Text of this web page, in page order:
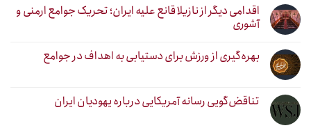
اقدامی دیگر از نازیلا قانع علیه ایران؛ تحریک جوامع ارمنی و
آشوری
بهره‌گیری از ورزش برای دستیابی به اهداف در جوامع
تناقض‌گویی رسانه آمریکایی درباره یهودیان ایران